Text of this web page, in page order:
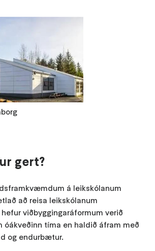
gert?
á leikskólanum
að reisa leikskólanum
viðbyggingaráformum verið
óákveðinn tíma en haldið áfram með
og endurbætur.